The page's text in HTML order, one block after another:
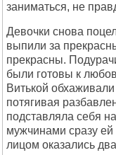
заниматься, не
Девочки снова
выпили за
прекрасны.
были готовы к
Витькой
потягивая
подставляла себя
мужчинами сразу ей
лицом оказались